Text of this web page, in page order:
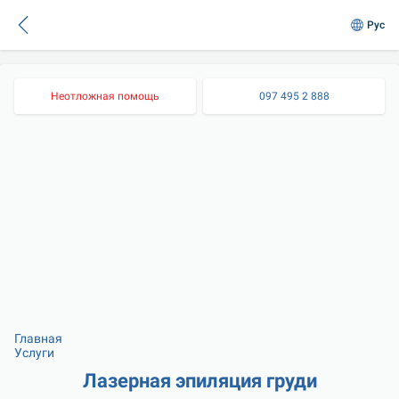
Рус
Неотложная помощь 097 495 2 888
Главная
Услуги
Лазерная эпиляция груди